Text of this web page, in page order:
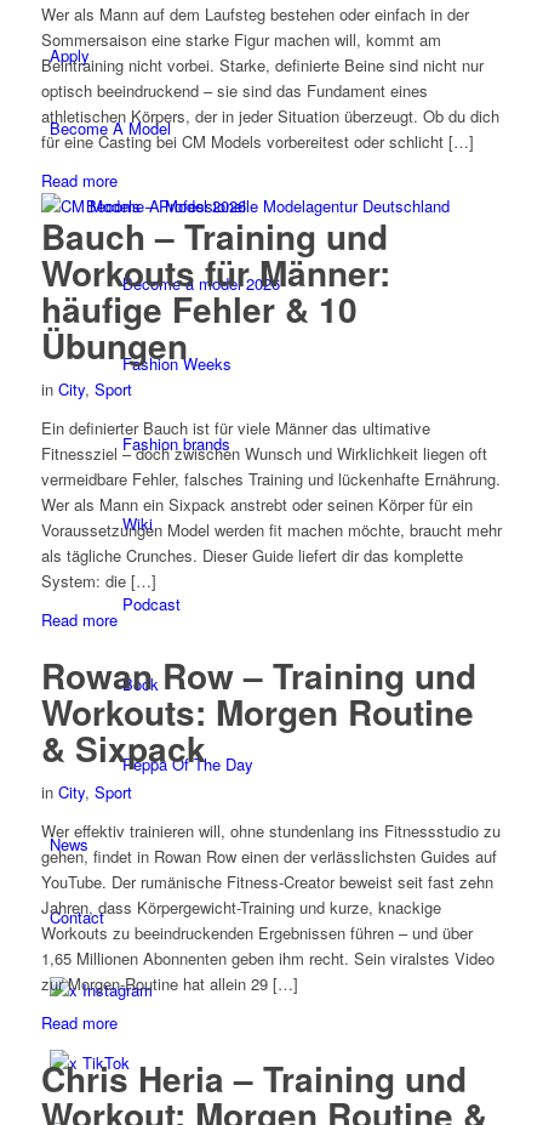
Apply
Become A Model
Become A Model 2026
Become a model 2026
Fashion Weeks
Fashion brands
Wiki
Podcast
Book
Peppa Of The Day
News
Contact
x Instagram
x TikTok
Wer als Mann auf dem Laufsteg bestehen oder einfach in der
Sommersaison eine starke Figur machen will, kommt am
Beintraining nicht vorbei. Starke, definierte Beine sind nicht nur
optisch beeindruckend – sie sind das Fundament eines
athletischen Körpers, der in jeder Situation überzeugt. Ob du dich
für eine Casting bei CM Models vorbereitest oder schlicht […]
Read more
Bauch – Training und
Workouts für Männer:
häufige Fehler & 10
Übungen
in City, Sport
Ein definierter Bauch ist für viele Männer das ultimative
Fitnessziel – doch zwischen Wunsch und Wirklichkeit liegen oft
vermeidbare Fehler, falsches Training und lückenhafte Ernährung.
Wer als Mann ein Sixpack anstrebt oder seinen Körper für ein
Voraussetzungen Model werden fit machen möchte, braucht mehr
als tägliche Crunches. Dieser Guide liefert dir das komplette
System: die […]
Read more
Rowan Row – Training und
Workouts: Morgen Routine
& Sixpack
in City, Sport
Wer effektiv trainieren will, ohne stundenlang ins Fitnessstudio zu
gehen, findet in Rowan Row einen der verlässlichsten Guides auf
YouTube. Der rumänische Fitness-Creator beweist seit fast zehn
Jahren, dass Körpergewicht-Training und kurze, knackige
Workouts zu beeindruckenden Ergebnissen führen – und über
1,65 Millionen Abonnenten geben ihm recht. Sein viralstes Video
zur Morgen-Routine hat allein 29 […]
Read more
Chris Heria – Training und
Workout: Morgen Routine &